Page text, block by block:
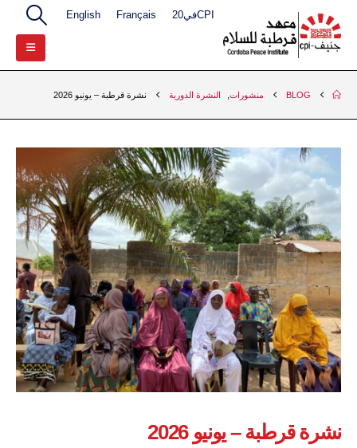
CPIفي20 Français
English
BLOG منشورات النشرة الدورية نشرة قرطبة – يونيو 2026
نشرة قرطبة – يونيو 2026